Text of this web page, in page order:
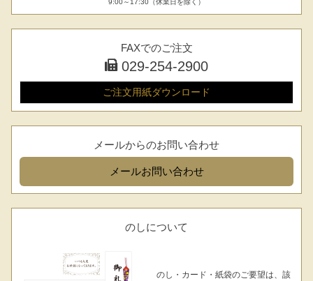
出産内祝い 結婚内祝い 法事・香典返し
高級肉ギフト
ふるさと納税
9:00～17:30（休業日を除く）
FAXでのご注文
029-254-2900
ご注文用紙ダウンロード
メールからのお問い合わせ
メールお問い合わせ
のしについて
のし・カード・紙袋のご要望は、該